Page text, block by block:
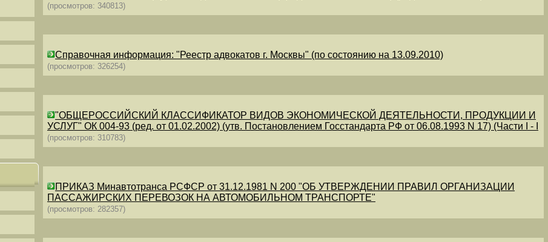
(просмотров: 340813)
Справочная информация: "Реестр адвокатов г. Москвы" (по состоянию на 13.09.2010)
(просмотров: 326254)
"ОБЩЕРОССИЙСКИЙ КЛАССИФИКАТОР ВИДОВ ЭКОНОМИЧЕСКОЙ ДЕЯТЕЛЬНОСТИ, ПРОДУКЦИИ И
УСЛУГ" ОК 004-93 (ред. от 01.02.2002) (утв. Постановлением Госстандарта РФ от 06.08.1993 N 17) (Части I - I
(просмотров: 310783)
ПРИКАЗ Минавтотранса РСФСР от 31.12.1981 N 200 "ОБ УТВЕРЖДЕНИИ ПРАВИЛ ОРГАНИЗАЦИИ
ПАССАЖИРСКИХ ПЕРЕВОЗОК НА АВТОМОБИЛЬНОМ ТРАНСПОРТЕ"
(просмотров: 282357)